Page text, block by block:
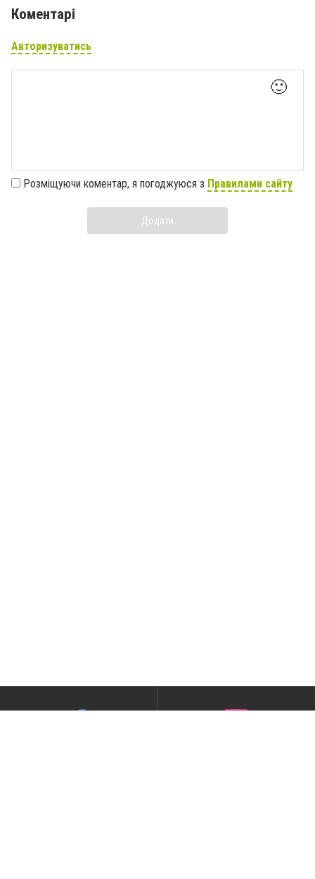
Коментарі
Авторизуватись
🙂
Розміщуючи коментар, я погоджуюся з Правилами сайту
Додати